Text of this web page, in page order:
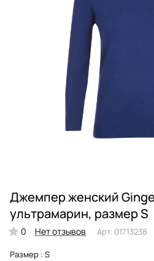
Джемпер женский
ультрамарин, размер S
0 Нет отзывов Арт. 01713238
Размер : S